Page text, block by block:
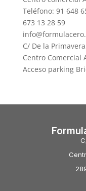
Teléfono: 91 648
673 13 28 59
C/ De la
Centro Comercial
Acceso parking